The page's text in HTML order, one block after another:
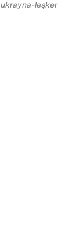
ukrayna-leşker